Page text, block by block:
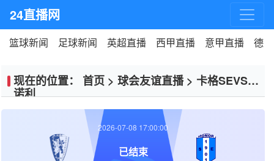
24直播网
篮球新闻 足球新闻 英超直播 西甲直播 意甲直播 德
现在的位置： 首页 > 球会友谊直播> 卡格SEVS米
诺利
2026-07-08 17:00:00
已结束